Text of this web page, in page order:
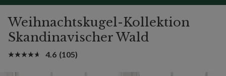
Weihnachtskugel-Kollektion
Skandinavischer Wald
4.6 (105)